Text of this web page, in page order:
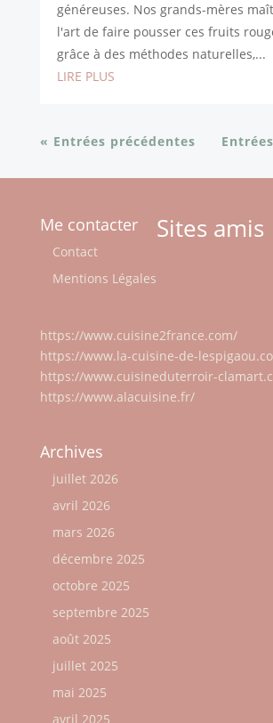
généreuses. Nos grands-mères
l'art de faire pousser ces fruits
grâce à des méthodes naturelles,...
LIRE PLUS
« Entrées précédentes
Me contacter
Contact
Mentions Légales
Sites amis
https://www.cuisine2france.com/
https://www.la-cuisine-de-
https://www.cuisineduterroir-
https://www.alacuisine.fr/
Archives
juillet 2026
avril 2026
mars 2026
décembre 2025
octobre 2025
septembre 2025
août 2025
juillet 2025
mai 2025
avril 2025